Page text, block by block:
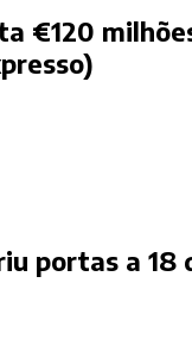
€120
portas a 18